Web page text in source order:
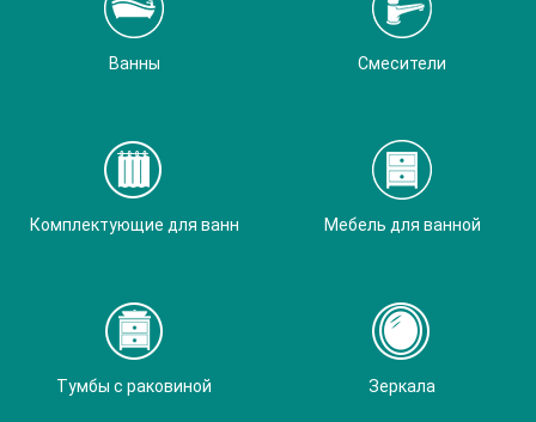
Ванны Смесители
Комплектующие для ванн Мебель для ванной
Тумбы с раковиной Зеркала